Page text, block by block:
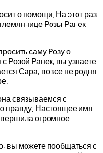
о помощи. На этот раз
Розы Ранек —
саму Розу о
Розой Ранек, вы узнаете
Сара, вовсе не родня
связываемся с
правду. Настоящее имя
огромное
вы можете пообщаться с